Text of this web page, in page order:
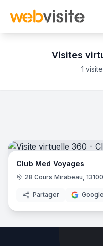
Visites
1
Club Med Voyages
28 Cours Mirabeau,
Partager